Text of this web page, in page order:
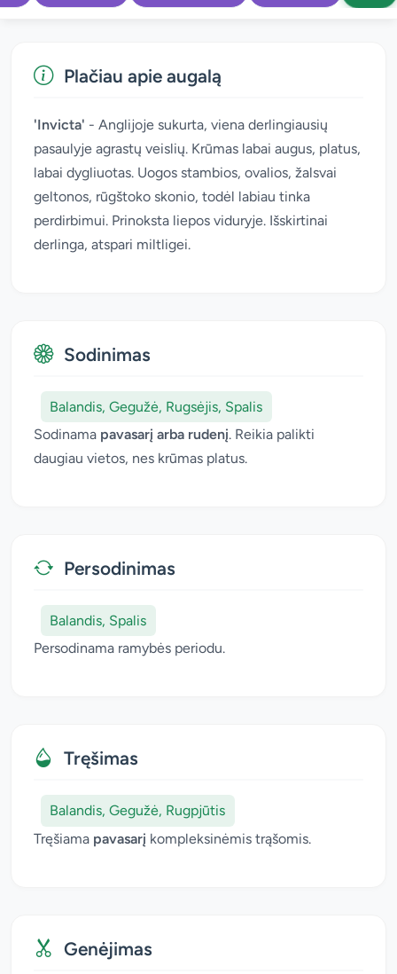
Plačiau apie augalą
'Invicta' - Anglijoje sukurta, viena derlingiausių
pasaulyje agrastų veislių. Krūmas labai augus, platus,
labai dygliuotas. Uogos stambios, ovalios, žalsvai
geltonos, rūgštoko skonio, todėl labiau tinka
perdirbimui. Prinoksta liepos viduryje. Išskirtinai
derlinga, atspari miltligei.
Sodinimas
Balandis, Gegužė, Rugsėjis, Spalis
Sodinama pavasarį arba rudenį. Reikia palikti
daugiau vietos, nes krūmas platus.
Persodinimas
Balandis, Spalis
Persodinama ramybės periodu.
Tręšimas
Balandis, Gegužė, Rugpjūtis
Tręšiama pavasarį kompleksinėmis trąšomis.
Genėjimas